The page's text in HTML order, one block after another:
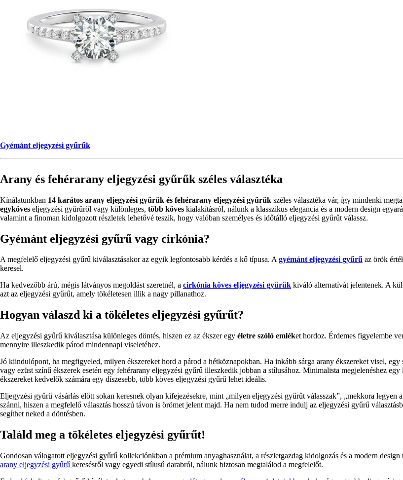
Gyémánt eljegyzési gyűrűk
Arany és fehérarany eljegyzési gyűrűk széles választéka
Kínálatunkban 14 karátos arany eljegyzési gyűrűk és fehérarany eljegyzési gyűrűk széles választéka vár, így mindenki
egyköves eljegyzési gyűrűről vagy különleges, több köves kialakításról, nálunk a klasszikus elegancia és a modern design
valamint a finoman kidolgozott részletek lehetővé teszik, hogy valóban személyes és időtálló eljegyzési gyűrűt válassz.
Gyémánt eljegyzési gyűrű vagy cirkónia?
A megfelelő eljegyzési gyűrű kiválasztásakor az egyik legfontosabb kérdés a kő típusa. Agyémánt eljegyzési gyűrű az örök
keresel.
Ha kedvezőbb árú, mégis látványos megoldást szeretnél, a cirkónia köves eljegyzési gyűrűk kiváló alternatívát jelentenek. A
azt az eljegyzési gyűrűt, amely tökéletesen illik a nagy pillanathoz.
Hogyan válaszd ki a tökéletes eljegyzési gyűrűt?
Az eljegyzési gyűrű kiválasztása különleges döntés, hiszen ez az ékszer egy életre szóló emléket hordoz. Érdemes figyelembe
mennyire illeszkedik párod mindennapi viseletéhez.
Jó kiindulópont, ha megfigyeled, milyen ékszereket hord a párod a hétköznapokban. Ha inkább sárga arany ékszereket visel,
vagy ezüst színű ékszerek esetén egy fehérarany eljegyzési gyűrű illeszkedik jobban a stílusához. Minimalista megjelenéshez
ékszereket kedvelők számára egy díszesebb, több köves eljegyzési gyűrű lehet ideális.
Eljegyzési gyűrű vásárlás előtt sokan keresnek olyan kifejezésekre, mint „milyen eljegyzési gyűrűt válasszak”, „mekkora
szánni, hiszen a megfelelő választás hosszú távon is örömet jelent majd. Ha nem tudod merre indulj az eljegyzési gyűrű
segíthet neked a döntésben.
Találd meg a tökéletes eljegyzési gyűrűt!
Gondosan válogatott eljegyzési gyűrű kollekciónkban a prémium anyaghasználat, a részletgazdag kidolgozás és a modern
arany eljegyzési gyűrű keresésről vagy egyedi stílusú darabról, nálunk biztosan megtalálod a megfelelőt.